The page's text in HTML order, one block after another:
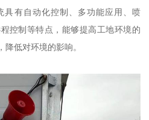
具有自动化控制、多功能应用、喷
控制等特点，能够提高工地环境的
低对环境的影响。